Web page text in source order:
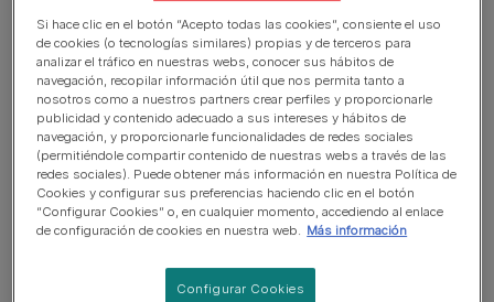
Vías para adoptar un perro
Si te estás planteando adoptar y no sabes dónde
adoptar un perro, debes saber que debido al gran
número de abandonos que se producen en España
existen muchos centros de acogida, refugios,
albergues de perros, protectoras de perros, perreras
locales y entidades sin ánimo de lucro a las que
albergues de perros ofrecen la posibilidad de que
Si hace clic en el botón “Acepto todas las cookies”, consiente el uso
de cookies (o tecnologías similares) propias y de terceros para
analizar el tráfico en nuestras webs, conocer sus hábitos de
navegación, recopilar información útil que nos permita tanto a
nosotros como a nuestros partners crear perfiles y proporcionarle
publicidad y contenido adecuado a sus intereses y hábitos de
navegación, y proporcionarle funcionalidades de redes sociales
(permitiéndole compartir contenido de nuestras webs a través de las
redes sociales). Puede obtener más información en nuestra Política de
Cookies y configurar sus preferencias haciendo clic en el botón
“Configurar Cookies” o, en cualquier momento, accediendo al enlace
de configuración de cookies en nuestra web. Más información
Configurar Cookies